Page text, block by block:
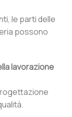
le parti delle
possono
lavorazione